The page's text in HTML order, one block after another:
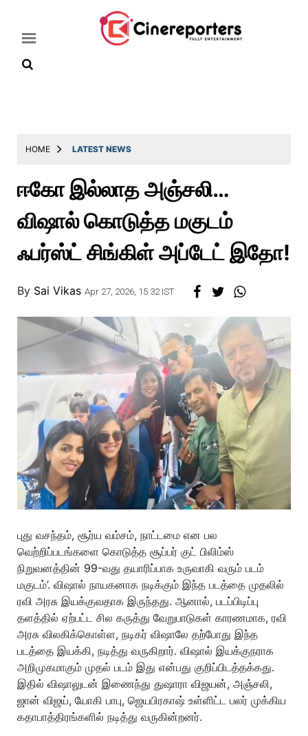
Latest
Throwback
Television
Reviews
Photos
Story
HOME LATEST NEWS
ஈகோ இல்லாத அஞ்சலி…
விஷால் கொடுத்த மகுடம்
ஃபர்ஸ்ட் சிங்கிள் அப்டேட் இதோ!
By Sai Vikas Apr 27, 2026, 15:32 IST
புது வசந்தம், சூர்ய வம்சம், நாட்டமை என பல
வெற்றிப்படங்களை கொடுத்த சூப்பர் குட் பிலிம்ஸ்
நிறுவனத்தின் 99-வது தயாரிப்பாக உருவாகி வரும் படம்
மகுடம்’. விஷால் நாயகனாக நடிக்கும் இந்த படத்தை முதலில்
ரவி அரசு இயக்குவதாக இருந்தது. ஆனால், படப்பிடிப்பு
தளத்தில் ஏற்பட்ட சில கருத்து வேறுபாடுகள் காரணமாக, ரவி
அரசு விலகிக்கொள்ள, நடிகர் விஷாலே தற்போது இந்த
படத்தை இயக்கி, நடித்து வருகிறார். விஷால் இயக்குநராக
அறிமுகமாகும் முதல் படம் இது என்பது குறிப்பிடத்தக்கது.
இதில் விஷாலுடன் இணைந்து துஷாரா விஜயன், அஞ்சலி,
ஜான் விஜய், யோகி பாபு, ஜெயபிரகாஷ் உள்ளிட்ட பலர் முக்கிய
கதாபாத்திரங்களில் நடித்து வருகின்றனர்.